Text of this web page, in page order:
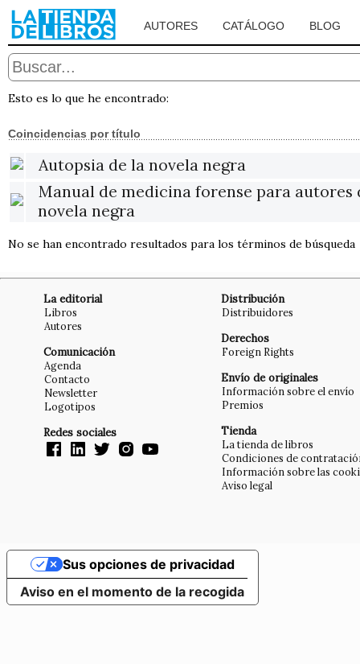
AUTORES CATÁLOGO BLOG
Esto es lo que he encontrado:
Coincidencias por título
Autopsia de la novela negra
Manual de medicina forense para autores
novela negra
No se han encontrado resultados para los términos de búsqueda
La editorial
Libros
Autores
Comunicación
Agenda
Contacto
Newsletter
Logotipos
Redes sociales
Distribución
Distribuidores
Derechos
Foreign Rights
Envío de originales
Información sobre el envío
Premios
Tienda
La tienda de libros
Condiciones de
Información sobre las
Aviso legal
Aviso en el momento de la recogida
Sus opciones de privacidad